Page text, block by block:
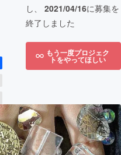
し、 2021/04/16に募集を
終了しました
もう一度プロジェク
トをやってほしい